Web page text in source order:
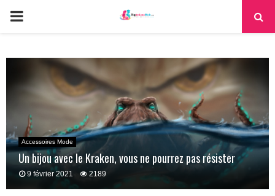
PRIMARY
Accessoires Mode
Un bijou avec le Kraken, vous ne pourrez pas résister
9 février 2021 2189